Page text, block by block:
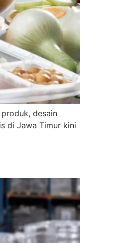
desain
di Jawa Timur kini